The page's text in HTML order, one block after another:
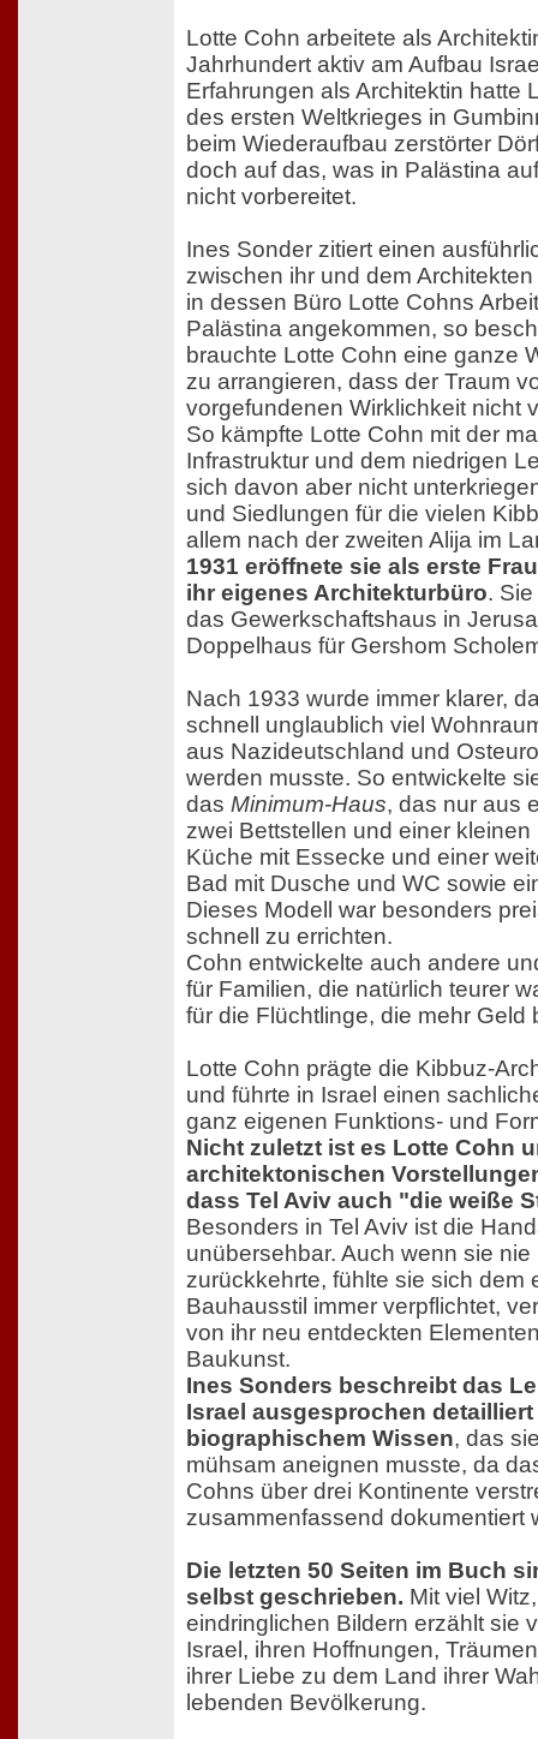
Lotte Cohn arbeitete als
Jahrhundert aktiv am Aufbau
Erfahrungen als Architektin hatte
des ersten Weltkrieges in
beim Wiederaufbau zerstörter
doch auf das, was in Palästina
nicht vorbereitet.
Ines Sonder zitiert einen
zwischen ihr und dem
in dessen Büro Lotte Cohns
Palästina angekommen, so
brauchte Lotte Cohn eine ganze
zu arrangieren, dass der Traum
vorgefundenen Wirklichkeit nicht
So kämpfte Lotte Cohn mit der
Infrastruktur und dem niedrigen
sich davon aber nicht
und Siedlungen für die vielen
allem nach der zweiten Alija im
1931 eröffnete sie als erste
ihr eigenes Architekturbüro.
das Gewerkschaftshaus in
Doppelhaus für Gershom
Nach 1933 wurde immer klarer,
schnell unglaublich viel
aus Nazideutschland und
werden musste. So entwickelte
das Minimum-Haus, das nur aus
zwei Bettstellen und einer
Küche mit Essecke und einer
Bad mit Dusche und WC sowie
Dieses Modell war besonders
schnell zu errichten.
Cohn entwickelte auch andere
für Familien, die natürlich teurer
für die Flüchtlinge, die mehr Geld
Lotte Cohn prägte die Kibbuz-
und führte in Israel einen
ganz eigenen Funktions- und
Nicht zuletzt ist es Lotte Cohn
architektonischen
dass Tel Aviv auch "die weiße
Besonders in Tel Aviv ist die
unübersehbar. Auch wenn sie
zurückkehrte, fühlte sie sich dem
Bauhausstil immer verpflichtet,
von ihr neu entdeckten
Baukunst.
Ines Sonders beschreibt das
Israel ausgesprochen
biographischem Wissen, das
mühsam aneignen musste, da
Cohns über drei Kontinente
zusammenfassend dokumentiert
Die letzten 50 Seiten im Buch
selbst geschrieben. Mit viel
eindringlichen Bildern erzählt sie
Israel, ihren Hoffnungen,
ihrer Liebe zu dem Land ihrer
lebenden Bevölkerung.